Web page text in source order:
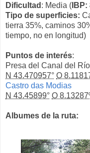
Dificultad : Media (
Tipo de superficies:
tierra 35%, caminos
tiempo, no en longitud)
Puntos de interés:
Presa del Canal del
N 43.470957° O
Castro das Modias
N 43.45899° O
Albumes de la ruta: